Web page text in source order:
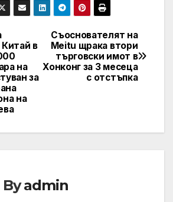
Съоснователят на
Meitu щрака втори
търговски имот в
Хонконг за 3 месеца
с отстъпка
Китай в
на
за
на
Byadmin